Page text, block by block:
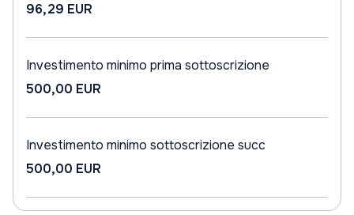
96,29 EUR
Investimento minimo prima sottoscrizione
500,00 EUR
Investimento minimo sottoscrizione succ
500,00 EUR